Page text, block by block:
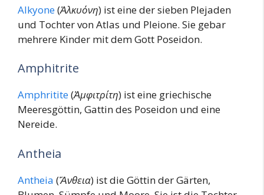
Alkyone(Ἀλκυόνη) ist eine der sieben Plejaden
und Tochter von Atlas und Pleione. Sie gebar
mehrere Kinder mit dem Gott Poseidon.
Amphitrite
Amphritite(Ἀμφιτρίτη) ist eine griechische
Meeresgöttin, Gattin des Poseidon und eine
Nereide.
Antheia
Antheia (Ἄνθεια) ist die Göttin der Gärten,